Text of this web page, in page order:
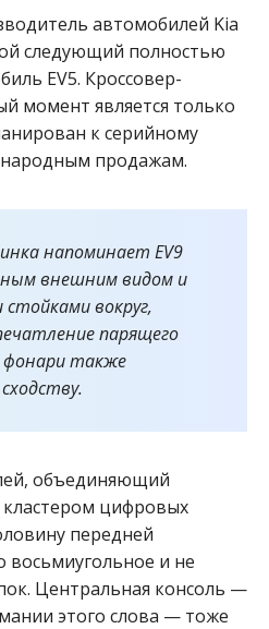
автомобилей Kia
следующий полностью
EV5. Кроссовер-
момент является только
к серийному
продажам.
напоминает EV9
внешним видом и
вокруг,
парящего
фонари также
объединяющий
кластером цифровых
передней
восьмиугольное и не
Центральная консоль —
этого слова — тоже